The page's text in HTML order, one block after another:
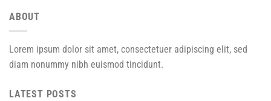
ABOUT
Lorem ipsum dolor sit amet, consectetuer adipiscing elit, sed
diam nonummy nibh euismod tincidunt.
LATEST POSTS